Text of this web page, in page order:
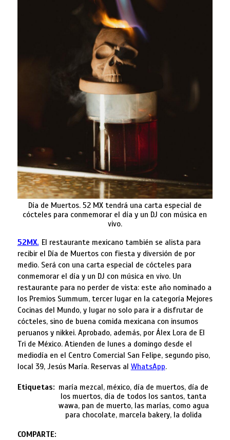
Día de Muertos. 52 MX tendrá una carta especial de
cócteles para conmemorar el día y un DJ con música en
vivo.
52MX. El restaurante mexicano también se alista para
recibir el Día de Muertos con fiesta y diversión de por
medio. Será con una carta especial de cócteles para
conmemorar el día y un DJ con música en vivo. Un
restaurante para no perder de vista: este año nominado a
los Premios Summum, tercer lugar en la categoría Mejores
Cocinas del Mundo, y lugar no solo para ir a disfrutar de
cócteles, sino de buena comida mexicana con insumos
peruanos y nikkei. Aprobado, además, por Álex Lora de El
Tri de México. Atienden de lunes a domingo desde el
mediodía en el Centro Comercial San Felipe, segundo piso,
local 39, Jesús María. Reservas al WhatsApp.
Etiquetas: maría mezcal, méxico, día de muertos, día de
los muertos, día de todos los santos, tanta
wawa, pan de muerto, las marías, como agua
para chocolate, marcela bakery, la dolida
COMPARTE: